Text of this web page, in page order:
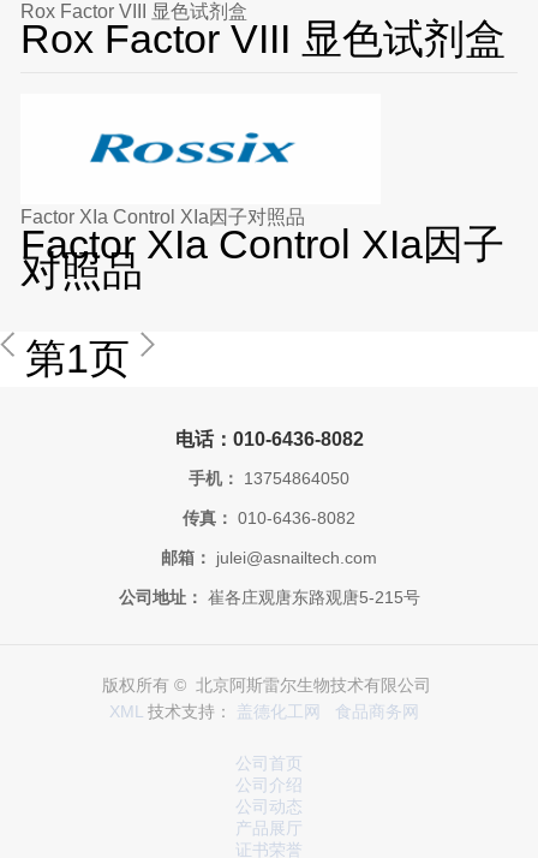
Rox Factor VIII 显色试剂盒
Rox Factor VIII 显色试剂盒
Factor XIa Control XIa因子对照品
Factor XIa Control XIa因子
对照品
第1页
电话：010-6436-8082
手机： 13754864050
传真： 010-6436-8082
邮箱： julei@asnailtech.com
公司地址： 崔各庄观唐东路观唐5-215号
版权所有 © 北京阿斯雷尔生物技术有限公司
XML 技术支持： 盖德化工网 食品商务网
公司首页
公司介绍
公司动态
产品展厅
证书荣誉